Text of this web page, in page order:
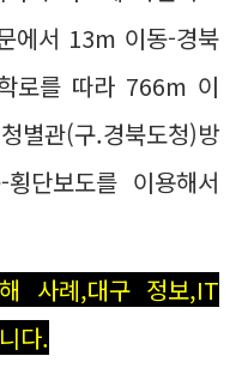
에서 13m 이동-경북
로를 따라 766m 이
별관(구.경북도청)방
단보도를 이용해서
해 사례,대구 정보,IT
다.